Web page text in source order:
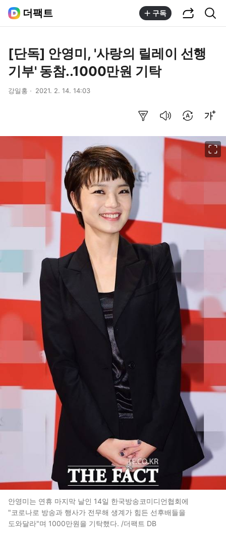
더팩트 구독
[단독] 안영미, '사랑의 릴레이 선행
기부' 동참..1000만원 기탁
강일홍 2021. 2. 14. 14:03
안영미는 연휴 마지막 날인 14일 한국방송코미디언협회에
"코로나로 방송과 행사가 전무해 생계가 힘든 선후배들을
도와달라"며 1000만원을 기탁했다. /더팩트 DB